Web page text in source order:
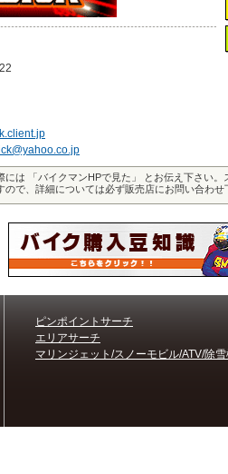
には 「バイクマンHPで見た」 とお伝え下さい
ので、詳細については必ず販売店にお問い合わせ
ピンポイントサーチ
エリアサーチ
マリンジェット/スノーモビル/ATV/除